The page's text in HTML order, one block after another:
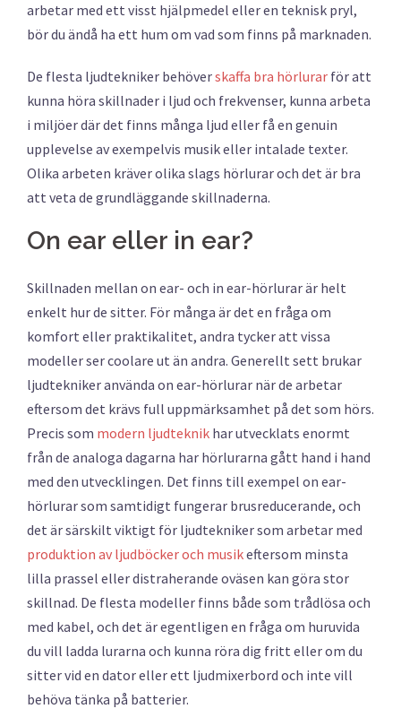
arbetar med ett visst hjälpmedel eller en teknisk pryl,
bör du ändå ha ett hum om vad som finns på marknaden.
De flesta ljudtekniker behöverskaffa bra hörlurar för att
kunna höra skillnader i ljud och frekvenser, kunna arbeta
i miljöer där det finns många ljud eller få en genuin
upplevelse av exempelvis musik eller intalade texter.
Olika arbeten kräver olika slags hörlurar och det är bra
att veta de grundläggande skillnaderna.
On ear eller in ear?
Skillnaden mellan on ear- och in ear-hörlurar är helt
enkelt hur de sitter. För många är det en fråga om
komfort eller praktikalitet, andra tycker att vissa
modeller ser coolare ut än andra. Generellt sett brukar
ljudtekniker använda on ear-hörlurar när de arbetar
eftersom det krävs full uppmärksamhet på det som hörs.
Precis som modern ljudteknik har utvecklats enormt
från de analoga dagarna har hörlurarna gått hand i hand
med den utvecklingen. Det finns till exempel on ear-
hörlurar som samtidigt fungerar brusreducerande, och
det är särskilt viktigt för ljudtekniker som arbetar med
produktion av ljudböcker och musikeftersom minsta
lilla prassel eller distraherande oväsen kan göra stor
skillnad. De flesta modeller finns både som trådlösa och
med kabel, och det är egentligen en fråga om huruvida
du vill ladda lurarna och kunna röra dig fritt eller om du
sitter vid en dator eller ett ljudmixerbord och inte vill
behöva tänka på batterier.